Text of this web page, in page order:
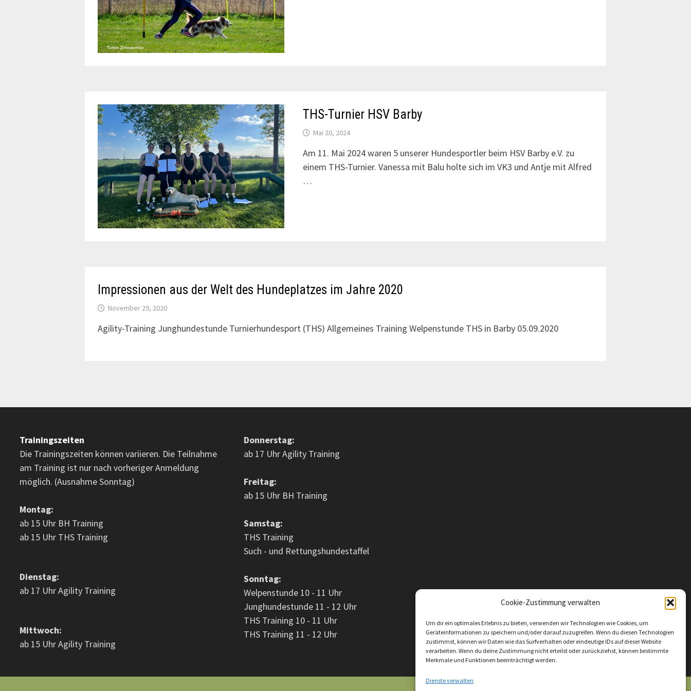
Cookie-Zustimmung verwalten
Um dir ein optimales Erlebnis zu bieten, verwenden wir Technologien wie Cookies, um
Geräteinformationen zu speichern und/oder darauf zuzugreifen. Wenn du diesen Technologien
zustimmst, können wir Daten wie das Surfverhalten oder eindeutige IDs auf dieser Website
verarbeiten. Wenn du deine Zustimmung nicht erteilst oder zurückziehst, können bestimmte
Merkmale und Funktionen beeinträchtigt werden.
Dienste verwalten
THS-Turnier HSV Barby
Mai 20, 2024
Am 11. Mai 2024 waren 5 unserer Hundesportler beim HSV Barby e.V. zu
einem THS-Turnier. Vanessa mit Balu holte sich im VK3 und Antje mit Alfred
…
Impressionen aus der Welt des Hundeplatzes im Jahre 2020
November 29, 2020
Agility-Training Junghundestunde Turnierhundesport (THS) Allgemeines Training Welpenstunde THS in Barby 05.09.2020
Trainingszeiten
Die Trainingszeiten können variieren. Die Teilnahme
am Training ist nur nach vorheriger Anmeldung
möglich. (Ausnahme Sonntag)
Montag:
ab 15 Uhr BH Training
ab 15 Uhr THS Training
Dienstag:
ab 17 Uhr Agility Training
Mittwoch:
ab 15 Uhr Agility Training
Donnerstag:
ab 17 Uhr Agility Training
Freitag:
ab 15 Uhr BH Training
Samstag:
THS Training
Such - und Rettungshundestaffel
Sonntag:
Welpenstunde 10 - 11 Uhr
Junghundestunde 11 - 12 Uhr
THS Training 10 - 11 Uhr
THS Training 11 - 12 Uhr